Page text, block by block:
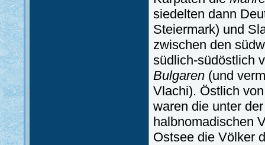
siedelten dann
Steiermark) und
zwischen den
südlich-südöstlich
Bulgaren (und
Vlachi). Östlich
waren die unter
halbnomadischen
Ostsee die Völker